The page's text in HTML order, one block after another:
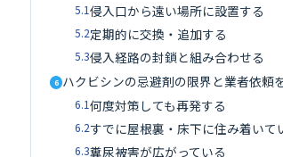
5.1侵入口から遠い場所に設置する
5.2定期的に交換・追加する
5.3侵入経路の封鎖と組み合わせる
6 ハクビシンの忌避剤の限界と業者依頼
6.1何度対策しても再発する
6.2すでに屋根裏・床下に住み着いて
6.3糞尿被害が広がっている